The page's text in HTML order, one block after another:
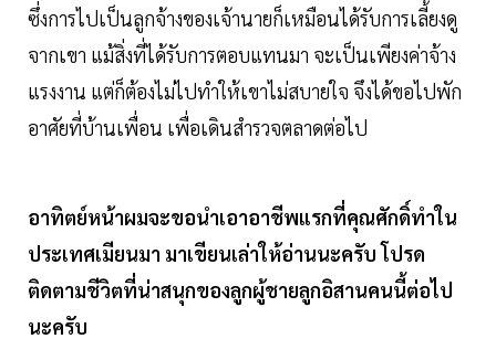
ซึ่งการไปเป็นลูกจ้างของเจ้านายก็เหมือนได้รับการเลี้ยงดู
จากเขา แม้สิ่งที่ได้รับการตอบแทนมา จะเป็นเพียงค่าจ้าง
แรงงาน แต่ก็ต้องไม่ไปทำให้เขาไม่สบายใจ จึงได้ขอไปพัก
อาศัยที่บ้านเพื่อน เพื่อเดินสำรวจตลาดต่อไป
อาทิตย์หน้าผมจะขอนำเอาอาชีพแรกที่คุณศักดิ์ทำใน
ประเทศเมียนมา มาเขียนเล่าให้อ่านนะครับ โปรด
ติดตามชีวิตที่น่าสนุกของลูกผู้ชายลูกอิสานคนนี้ต่อไป
นะครับ